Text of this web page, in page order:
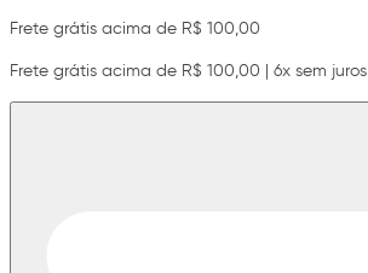
Frete grátis acima de R$ 100,00
Frete grátis acima de R$ 100,00 | 6x sem juros